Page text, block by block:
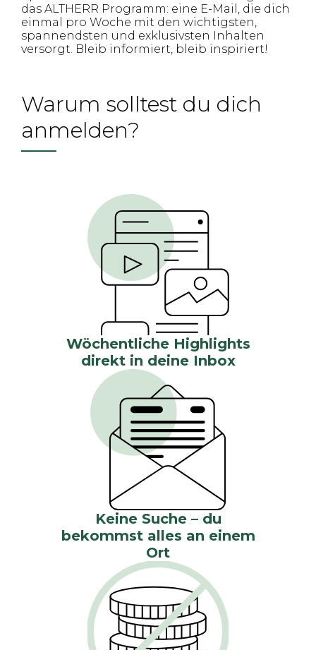
das ALTHERR Programm: eine E-Mail, die dich
einmal pro Woche mit den wichtigsten,
spannendsten und exklusivsten Inhalten
versorgt. Bleib informiert, bleib inspiriert!
Warum solltest du dich
anmelden?
Wöchentliche Highlights
direkt in deine Inbox
Keine Suche – du
bekommst alles an einem
Ort